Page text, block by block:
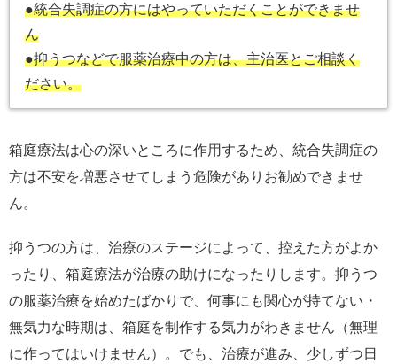
●統合失調症の方にはやっていただくことができませ
ん
●抑うつなどで服薬治療中の方は、主治医とご相談く
ださい。
箱庭療法は心の深いところに作用するため、統合失調症の
方は不安を増悪させてしまう危険がありお勧めできませ
ん。
抑うつの方は、治療のステージによって、控えた方がよか
ったり、箱庭療法が治療の助けになったりします。抑うつ
の服薬治療を始めたばかりで、何事にも関心が持てない・
無気力な時期は、箱庭を制作する気力がわきません（無理
に作ってはいけません）。でも、治療が進み、少しずつ日